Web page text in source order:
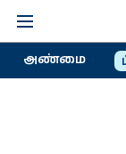
அண்மை